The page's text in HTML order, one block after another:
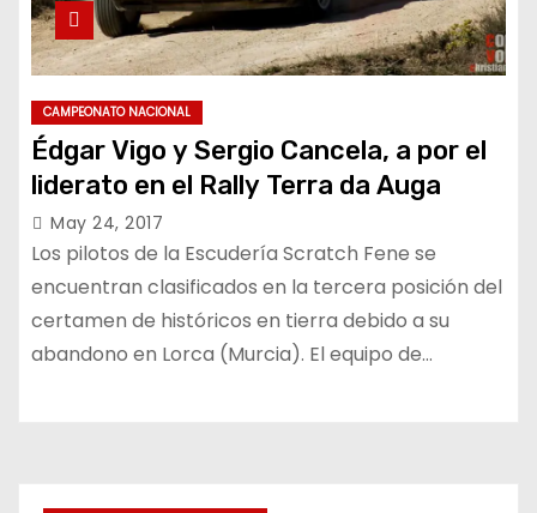
CAMPEONATO NACIONAL
Édgar Vigo y Sergio Cancela, a por el
liderato en el Rally Terra da Auga
May 24, 2017
Los pilotos de la Escudería Scratch Fene se
encuentran clasificados en la tercera posición del
certamen de históricos en tierra debido a su
abandono en Lorca (Murcia). El equipo de…